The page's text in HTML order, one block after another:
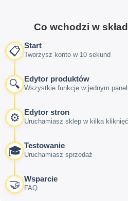
Co wchodzi w
📋 Start
Tworzysz konto w 10 sekund
🔍 Edytor produktów
Wszystkie funkcje w jednym
⚙️ Edytor stron
Uruchamiasz sklep w kilka kliknięć
🎓 Testowanie
Uruchamiasz sprzedaż
🤝 Wsparcie
FAQ